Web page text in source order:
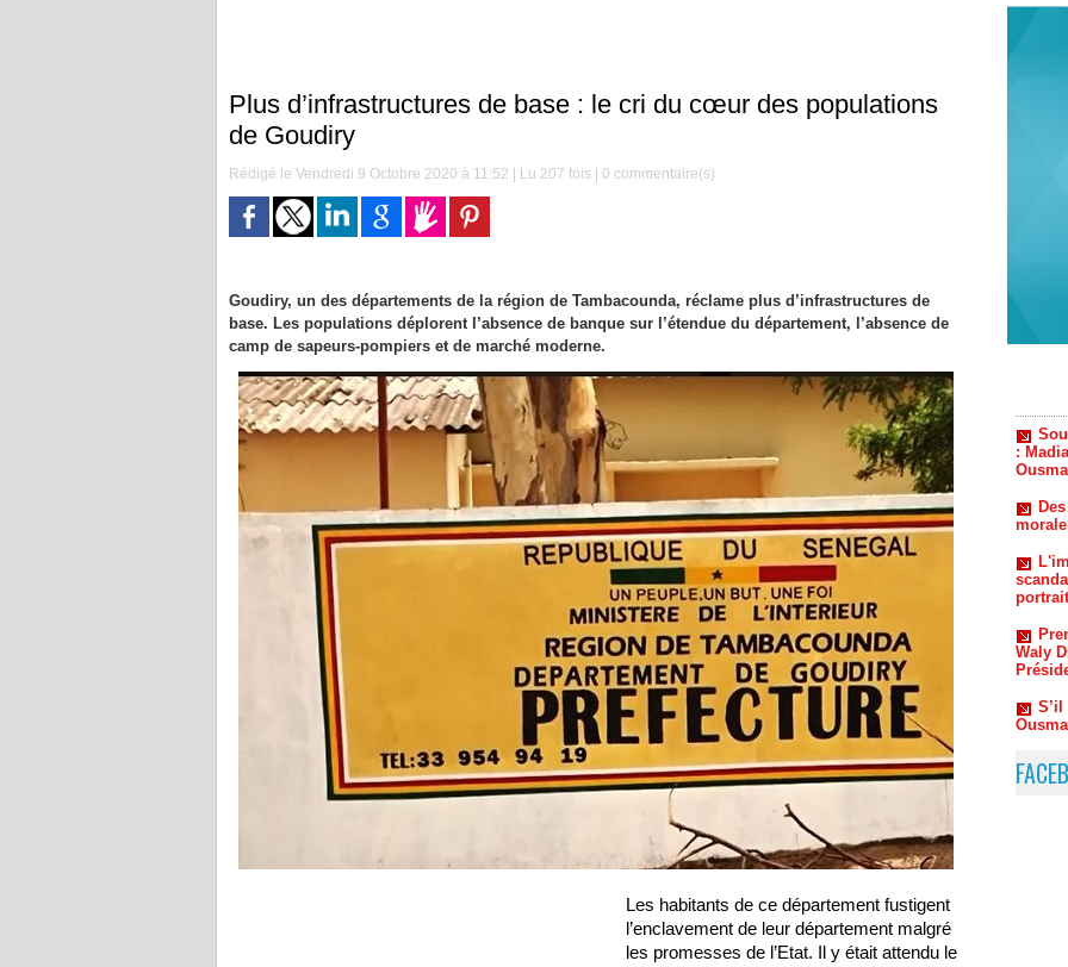
Plus d’infrastructures de base : le cri du cœur des populations
de Goudiry
Rédigé le Vendredi 9 Octobre 2020 à 11:52 | Lu 207 fois | 0 commentaire(s)
Goudiry, un des départements de la région de Tambacounda, réclame plus d’infrastructures de
base. Les populations déplorent l’absence de banque sur l’étendue du département, l’absence de
camp de sapeurs-pompiers et de marché moderne.
Les habitants de ce département fustigent
l’enclavement de leur département malgré
les promesses de l’Etat. Il y était attendu le
Waly
Mimi